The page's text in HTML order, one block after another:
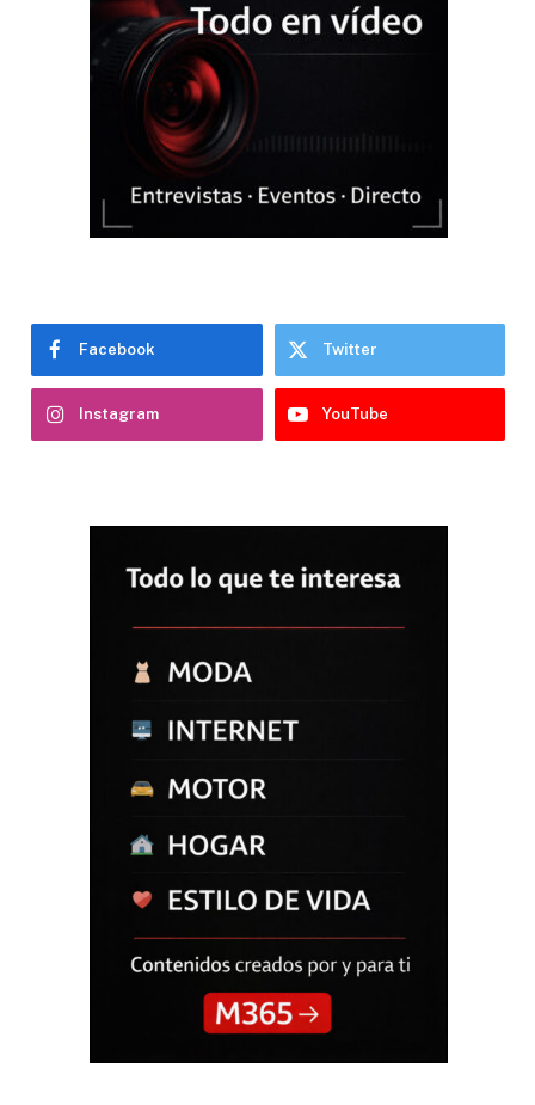
Facebook Twitter
Instagram YouTube